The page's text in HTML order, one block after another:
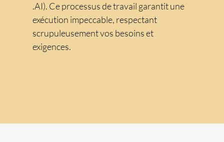
.AI). Ce processus de travail garantit une
exécution impeccable, respectant
scrupuleusement vos besoins et
exigences.